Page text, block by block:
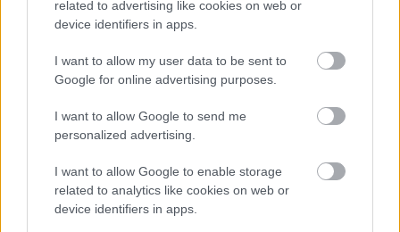
related to advertising like cookies on web or
device identifiers in apps.
I want to allow my user data to be sent to
Google for online advertising purposes.
I want to allow Google to send me
personalized advertising.
I want to allow Google to enable storage
related to analytics like cookies on web or
device identifiers in apps.
οδηγήσει σε αποκλεισμό αυθεντικών ελληνικών
ελαιολάδων από τις διεθνείς αγορές.
Η τελική εξέλιξη θεωρείται ουσιαστική δικαίωση
καταβλήθηκαν σε τεχνικό, επιστημονικό, πολιτικό
πρόταση άρσης ή χρονικού περιορισμού της
παρέκκλισης στα όρια στερολών και να
αναζητηθεί μόνιμη, επιστημονικά τεκμηριωμένη